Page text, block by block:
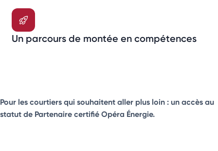
Un parcours de montée en compétences
Pour les courtiers qui souhaitent aller plus loin : un accès au
statut de Partenaire certifié Opéra Énergie.